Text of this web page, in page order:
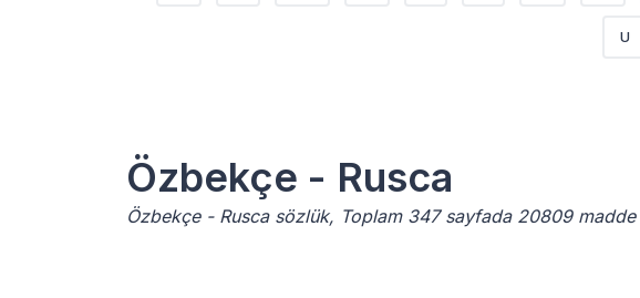
U
Özbekçe - Rusca
Özbekçe - Rusca sözlük, Toplam 347 sayfada 20809 madde